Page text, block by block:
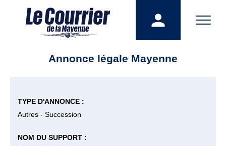
Annonce légale Mayenne
TYPE D'ANNONCE :
Autres - Succession
NOM DU SUPPORT :